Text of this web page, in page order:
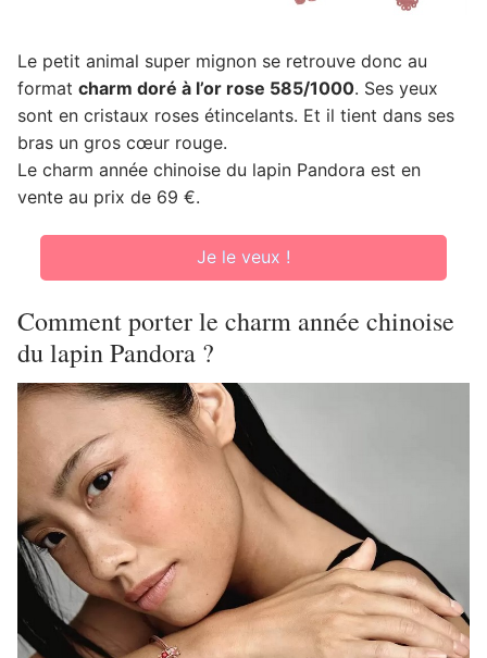
Le petit animal super mignon se retrouve donc au
format charm doré à l’or rose 585/1000. Ses yeux
sont en cristaux roses étincelants. Et il tient dans ses
bras un gros cœur rouge.
Le charm année chinoise du lapin Pandora est en
vente au prix de 69 €.
Je le veux !
Comment porter le charm année chinoise
du lapin Pandora ?